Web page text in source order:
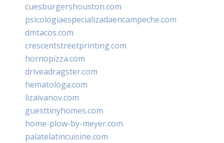
cuesburgershouston.com
psicologiaespecializadaencampeche.com
dmtacos.com
crescentstreetprinting.com
hornopizza.com
driveadragster.com
hematologa.com
lizaivanov.com
guesttinyhomes.com
home-plow-by-meyer.com
palatelatincuisine.com